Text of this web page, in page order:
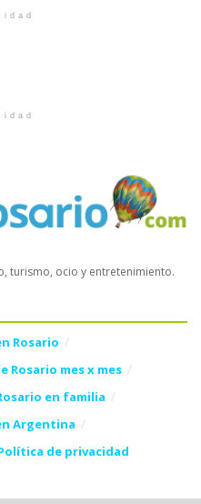
turismo, ocio y entretenimiento.
Rosario
Rosario mes x mes
en familia
Argentina
de privacidad